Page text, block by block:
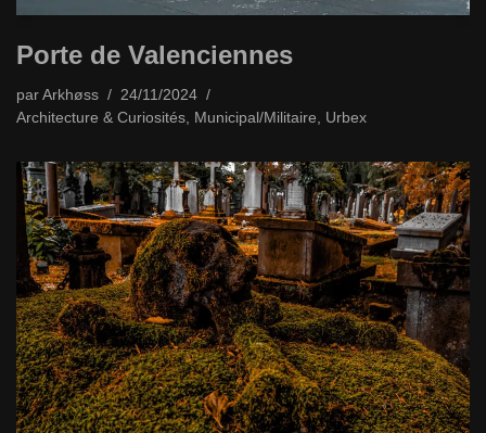
Porte de Valenciennes
par Arkhøss
24/11/2024
Architecture & Curiosités
Municipal/Militaire Urbex